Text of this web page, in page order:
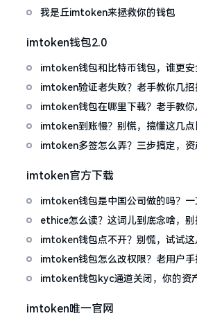
招能救急
我是丘imtoken来拯救你的钱包
imtoken钱包2.0
imtoken钱包和比特币钱包，谁更安
聊聊
imtoken验证老失败？老手教你几招
imtoken钱包在哪里下载？老手教你
imtoken到账慢？别慌，搞懂这几点
imtoken多签怎么弄？三步搞定，资
imtoken官方下载
imtoken钱包是中国公司做的吗？一
ethice怎么读？这词儿到底念啥，别
imtoken钱包点不开？别慌，试试这
imtoken钱包怎么改权限？老用户手
人
imtoken钱包kyc通道关闭，你的资
imtoken唯一官网